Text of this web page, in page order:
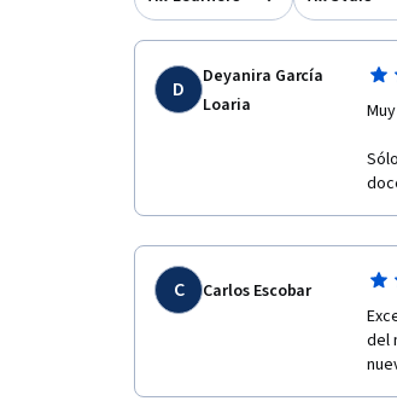
D
Deyanira García
Loaria
C Carlos Escobar
del